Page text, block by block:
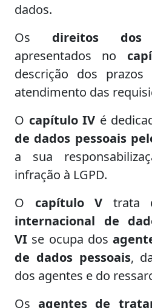
dados.
Os direitos dos
apresentados no
descrição dos
atendimento das
O capítulo IV é
de dados pessoais
a sua
infração à LGPD.
O capítulo V trata
internacional de
VI se ocupa dos
de dados pessoais,
dos agentes e do
Osagentes de